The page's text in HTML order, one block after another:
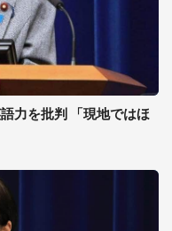
力を批判 「現地ではほ